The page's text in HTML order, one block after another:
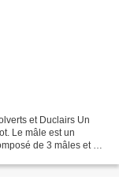
et Duclairs Un
Le mâle est un
de 3 mâles et 1